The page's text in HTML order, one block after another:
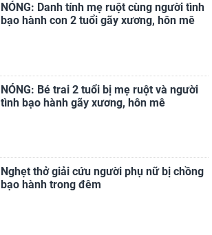
NÓNG: Danh tính mẹ ruột cùng người tình
bạo hành con 2 tuổi gãy xương, hôn mê
NÓNG: Bé trai 2 tuổi bị mẹ ruột và người
tình bạo hành gãy xương, hôn mê
Nghẹt thở giải cứu người phụ nữ bị chồng
bạo hành trong đêm